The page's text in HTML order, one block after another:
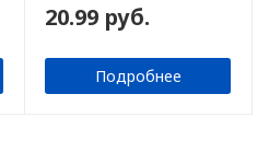
20.99 руб.
Подробнее